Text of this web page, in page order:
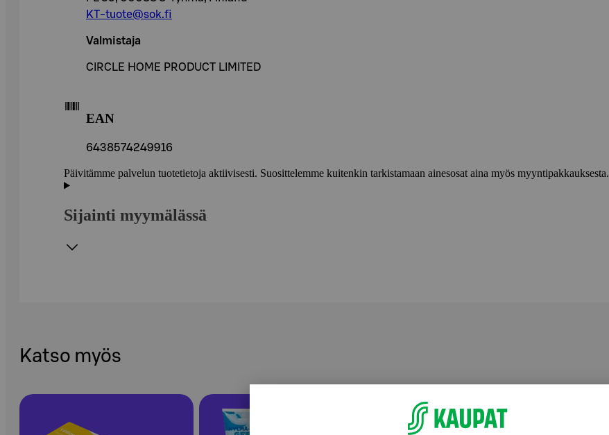
KT-tuote@sok.fi
Valmistaja
CIRCLE HOME PRODUCT LIMITED
EAN
6438574249916
Päivitämme palvelun tuotetietoja aktiivisesti. Suosittelemme kuitenkin tarkistamaan ainesosat aina myös myyntipakkauksesta.
Sijainti myymälässä
Katso myös